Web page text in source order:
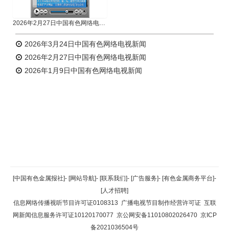
2026年2月27日中国有色网络电视新闻
2026年3月24日中国有色网络电视新闻
2026年2月27日中国有色网络电视新闻
2026年1月9日中国有色网络电视新闻
返回顶部
返回首页
[中国有色金属报社]- [网站导航]- [联系我们]- [广告服务]- [有色金属商务平台]-
[人才招聘]
信息网络传播视听节目许可证0108313 广播电视节目制作经营许可证 互联
网新闻信息服务许可证10120170077 京公网安备11010802026470 京ICP
备2021036504号